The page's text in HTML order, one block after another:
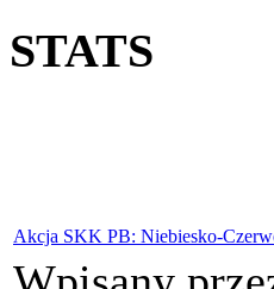
STATS
Akcja SKK PB: Niebiesko-